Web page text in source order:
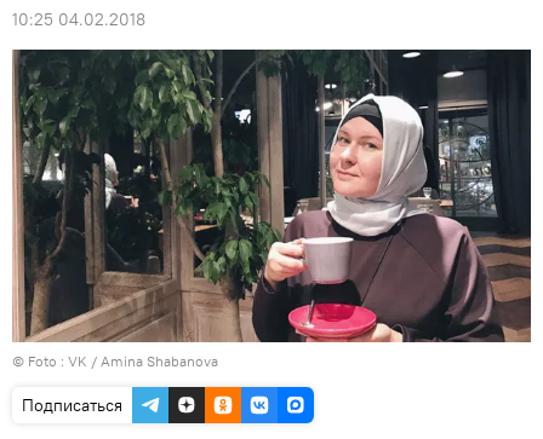
10:25 04.02.2018
© Foto : VK / Amina Shabanova
Подписаться